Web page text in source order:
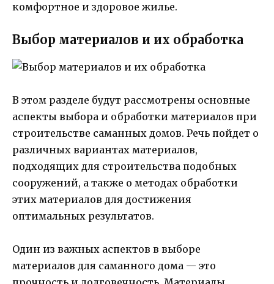
комфортное и здоровое жилье.
Выбор материалов и их обработка
В этом разделе будут рассмотрены основные
аспекты выбора и обработки материалов при
строительстве саманных домов. Речь пойдет о
различных вариантах материалов,
подходящих для строительства подобных
сооружений, а также о методах обработки
этих материалов для достижения
оптимальных результатов.
Один из важных аспектов в выборе
материалов для саманного дома — это